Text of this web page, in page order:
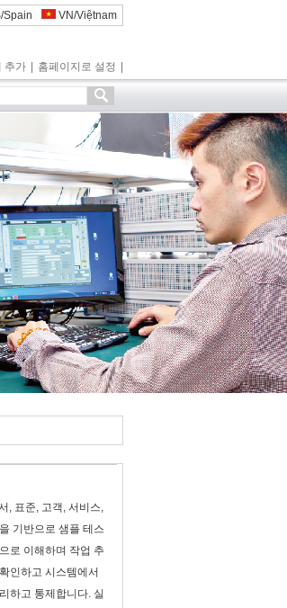
Spain VN/Việtnam
홈페이지로 설정
추가
, 표준, 고객, 서비스,
기반으로 샘플 테스
로 이해하며 작업 추
인하고 시스템에서
하고 통제합니다. 실